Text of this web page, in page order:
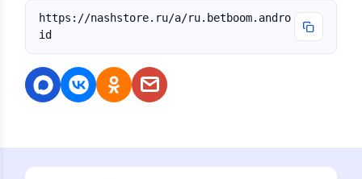
https://nashstore.ru/a/ru.betboom.andro
id